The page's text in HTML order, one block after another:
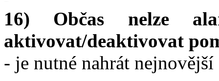
16) Občas nelze
aktivovat/deaktivovat
- je nutné nahrát